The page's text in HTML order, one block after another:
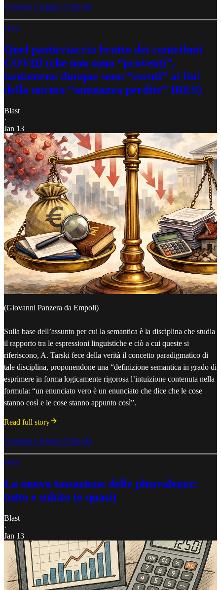
Continua a leggere l'articolo
Fisco
Quel pasticciaccio brutto dei contributi
COVID (che non sono “proventi”,
tantomeno dunque sono “esenti” ai fini
della norma “ammazza perdite” IRES)
Blast
·
Jan 13
(Giovanni Panzera da Empoli)
Sulla base dell’assunto per cui la semantica è la disciplina che studia
il rapporto tra le espressioni linguistiche e ciò a cui queste si
riferiscono, A. Tarski fece della verità il concetto paradigmatico di
tale disciplina, proponendone una “definizione semantica in grado di
esprimere in forma logicamente rigorosa l’intuizione contenuta nella
formula: “un enunciato vero è un enunciato che dice che le cose
stanno così e le cose stanno appunto così”.
Read full story
Continua a leggere l'articolo
Fisco
La nuova tassazione delle plusvalenze:
tutto e subito (o quasi)
Blast
·
Jan 13